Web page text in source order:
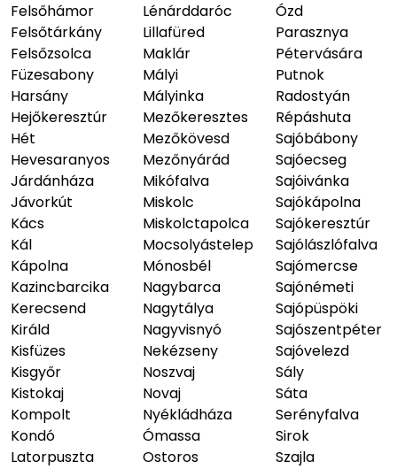
Felsőhámor
Felsőtárkány
Felsőzsolca
Füzesabony
Harsány
Hejőkeresztúr
Hét
Hevesaranyos
Járdánháza
Jávorkút
Kács
Kál
Kápolna
Kazincbarcika
Kerecsend
Királd
Kisfüzes
Kisgyőr
Kistokaj
Kompolt
Kondó
Latorpuszta
Lénárddaróc
Lillafüred
Maklár
Mályi
Mályinka
Mezőkeresztes
Mezőkövesd
Mezőnyárád
Mikófalva
Miskolc
Miskolctapolca
Mocsolyástelep
Mónosbél
Nagybarca
Nagytálya
Nagyvisnyó
Nekézseny
Noszvaj
Novaj
Nyékládháza
Ómassa
Ostoros
Ózd
Parasznya
Pétervására
Putnok
Radostyán
Répáshuta
Sajóbábony
Sajóecseg
Sajóivánka
Sajókápolna
Sajókeresztúr
Sajólászlófalva
Sajómercse
Sajónémeti
Sajópüspöki
Sajószentpéter
Sajóvelezd
Sály
Sáta
Serényfalva
Sirok
Szajla